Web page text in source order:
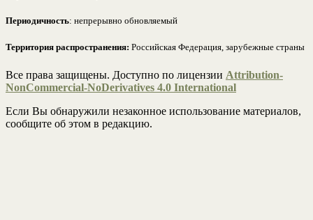
Периодичность: непрерывно обновляемый
Территория распространения: Российская Федерация, зарубежные страны
Все права защищены. Доступно по лицензии Attribution-
NonCommercial-NoDerivatives 4.0 International
Если Вы обнаружили незаконное использование материалов,
сообщите об этом в редакцию.